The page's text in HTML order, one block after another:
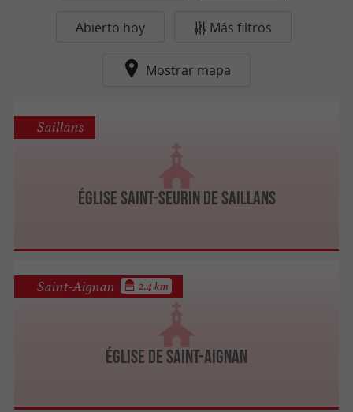
Abierto hoy Más filtros
Mostrar mapa
Église Saint-Seurin de Saillans
Saillans
Église de Saint-Aignan
Saint-Aignan 2.4 km